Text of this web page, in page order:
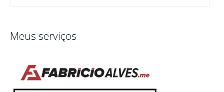
Meus serviços